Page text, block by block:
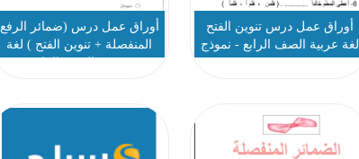
أوراق عمل درس تنوين الفتح
لغة عربية الصف الرابع - نموذج
1
أوراق عمل درس (ضمائر الرفع
المنفصلة + تنوين الفتح ) لغة
عربية الصف الرابع